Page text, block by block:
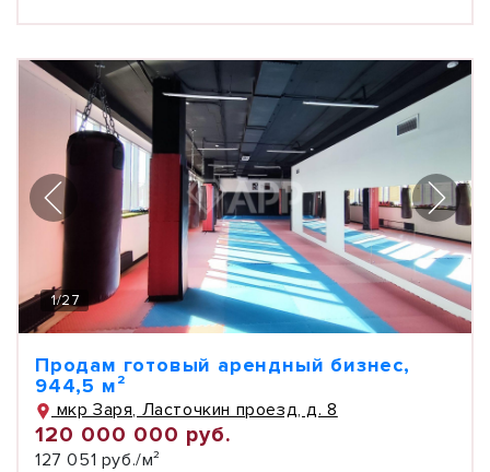
1/27
Продам готовый арендный бизнес,
944,5 м²
мкр Заря, Ласточкин проезд, д. 8
120 000 000 руб.
127 051 руб./м²